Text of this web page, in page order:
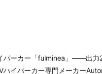
パーカー「fulminea」――出
ハイパーカー専門メーカー